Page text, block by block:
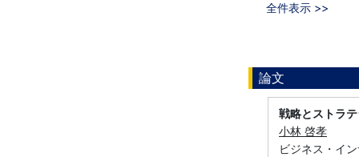
全件表示 >>
論文
戦略とストラ
小林 啓孝
ビジネス・イ